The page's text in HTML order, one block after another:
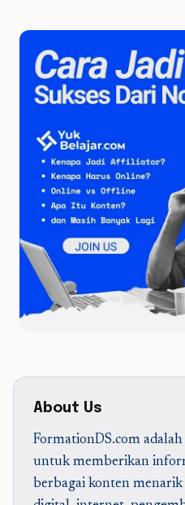
About Us
FormationDS.com
untuk memberikan
berbagai konten